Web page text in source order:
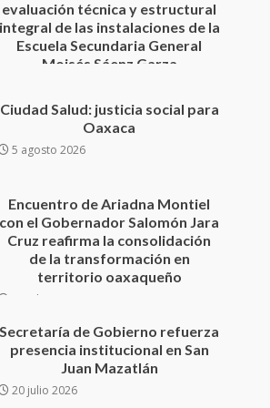
Oaxaca
5 agosto 2026
con el Gobernador Salomón Jara
Cruz reafirma la consolidación
de la transformación en
Secretaría de Gobierno refuerza
presencia institucional en San
Juan Mazatlán
20 julio 2026
Sanciona Municipio de Oaxaca
de Juárez caso de maltrato
animal tras denuncia ciudadana
16 julio 2026